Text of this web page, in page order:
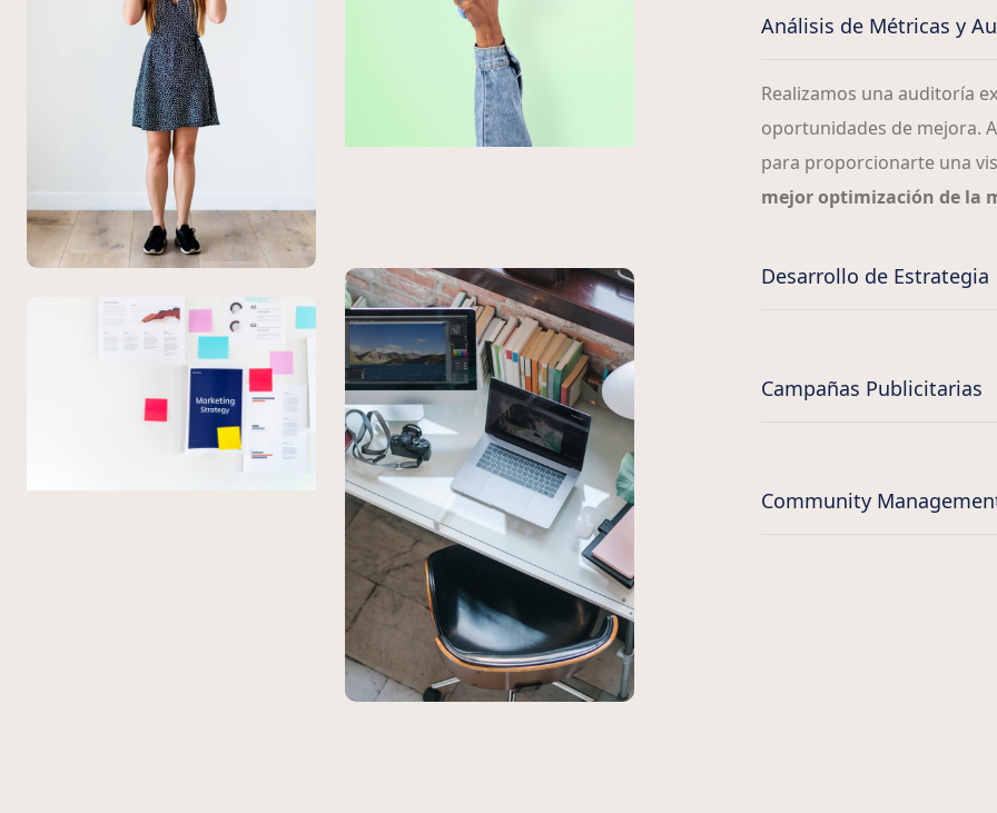
Análisis de Métricas y
Realizamos una auditoría
oportunidades de mejora.
para proporcionarte una
mejor optimización de la
Desarrollo de Estrategia
Campañas Publicitarias
Community